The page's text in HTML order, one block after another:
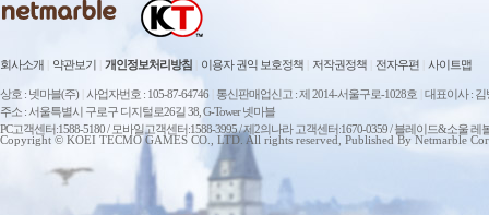
회사소개 약관보기 개인정보처리방침 이용자 권익 보호정책 저작권정책 전자우편 사이트맵
상호 : 넷마블(주) 사업자번호 : 105-87-64746 통신판매업신고 : 제 2014-서울구로-1028호 대표이사 : 김
주소 : 서울특별시 구로구 디지털로26길 38, G-Tower 넷마블
PC고객센터:1588-5180 / 모바일고객센터:1588-3995 / 제2의나라 고객센터:1670-0359 / 블레이드&소울
Copyright © KOEI TECMO GAMES CO., LTD. All rights reserved, Published By Netmarble